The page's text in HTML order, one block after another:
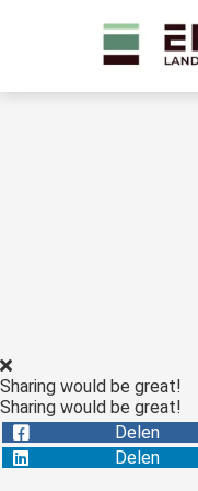
Sharing would be great!
Sharing would be great!
Delen
Delen